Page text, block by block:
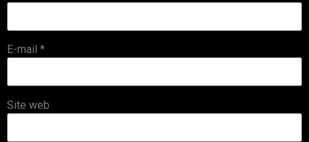
E-mail *
Site web